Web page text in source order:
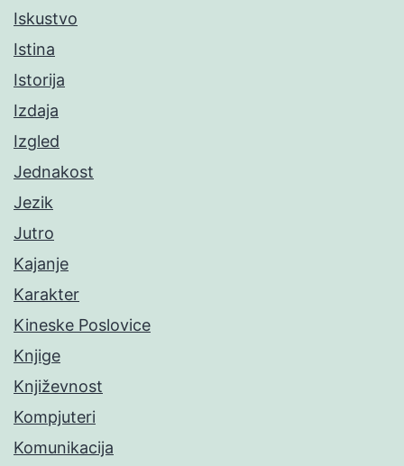
Iskustvo
Istina
Istorija
Izdaja
Izgled
Jednakost
Jezik
Jutro
Kajanje
Karakter
Kineske Poslovice
Knjige
Književnost
Kompjuteri
Komunikacija